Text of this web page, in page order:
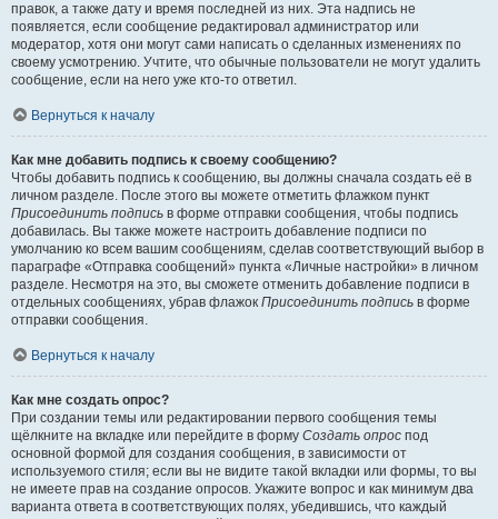
правок, а также дату и время последней из них. Эта надпись не
появляется, если сообщение редактировал администратор или
модератор, хотя они могут сами написать о сделанных изменениях по
своему усмотрению. Учтите, что обычные пользователи не могут удалить
сообщение, если на него уже кто-то ответил.
Вернуться к началу
Как мне добавить подпись к своему сообщению?
Чтобы добавить подпись к сообщению, вы должны сначала создать её в
личном разделе. После этого вы можете отметить флажком пункт
Присоединить подпись в форме отправки сообщения, чтобы подпись
добавилась. Вы также можете настроить добавление подписи по
умолчанию ко всем вашим сообщениям, сделав соответствующий выбор в
параграфе «Отправка сообщений» пункта «Личные настройки» в личном
разделе. Несмотря на это, вы сможете отменить добавление подписи в
отдельных сообщениях, убрав флажок Присоединить подпись в форме
отправки сообщения.
Вернуться к началу
Как мне создать опрос?
При создании темы или редактировании первого сообщения темы
щёлкните на вкладке или перейдите в форму Создать опрос под
основной формой для создания сообщения, в зависимости от
используемого стиля; если вы не видите такой вкладки или формы, то вы
не имеете прав на создание опросов. Укажите вопрос и как минимум два
варианта ответа в соответствующих полях, убедившись, что каждый